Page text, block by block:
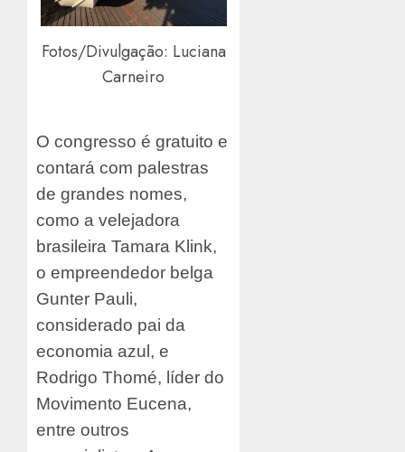
Fotos/Divulgação: Luciana
Carneiro
O congresso é gratuito e
contará com palestras
de grandes nomes,
como a velejadora
brasileira Tamara Klink,
o empreendedor belga
Gunter Pauli,
considerado pai da
economia azul, e
Rodrigo Thomé, líder do
Movimento Eucena,
entre outros